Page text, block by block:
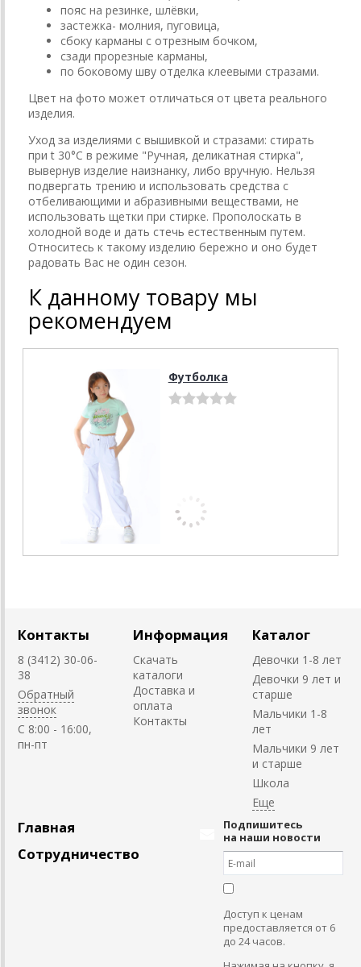
пояс на резинке, шлёвки,
застежка- молния, пуговица,
сбоку карманы с отрезным бочком,
сзади прорезные карманы,
по боковому шву отделка клеевыми стразами.
Цвет на фото может отличаться от цвета реального
изделия.
Уход за изделиями с вышивкой и стразами: стирать
при t 30°C в режиме "Ручная, деликатная стирка",
вывернув изделие наизнанку, либо вручную. Нельзя
подвергать трению и использовать средства с
отбеливающими и абразивными веществами, не
использовать щетки при стирке. Прополоскать в
холодной воде и дать стечь естественным путем.
Относитесь к такому изделию бережно и оно будет
радовать Вас не один сезон.
К данному товару мы
рекомендуем
Футболка
Контакты
8 (3412) 30-06-
38
Обратный
звонок
C 8:00 - 16:00,
пн-пт
Информация
Скачать
каталоги
Доставка и
оплата
Контакты
Каталог
Девочки 1-8 лет
Девочки 9 лет и
старше
Мальчики 1-8
лет
Мальчики 9 лет
и старше
Школа
Главная
Сотрудничество
Подпишитесь
на наши новости
Доступ к ценам
предоставляется от 6
до 24 часов.